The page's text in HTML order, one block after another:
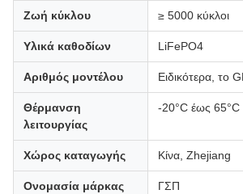
Ζωή κύκλου ≥ 5000 κύκλοι
Υλικά καθοδίων LiFePO4
Αριθμός μοντέλου Ειδικότερα, το
Θέρμανση
λειτουργίας
-20°C έως 65°C
Χώρος καταγωγής Κίνα, Zhejiang
Ονομασία μάρκας ΓΣΠ